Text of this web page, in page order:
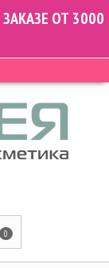
ЗАКАЗЕ ОТ 3000
0